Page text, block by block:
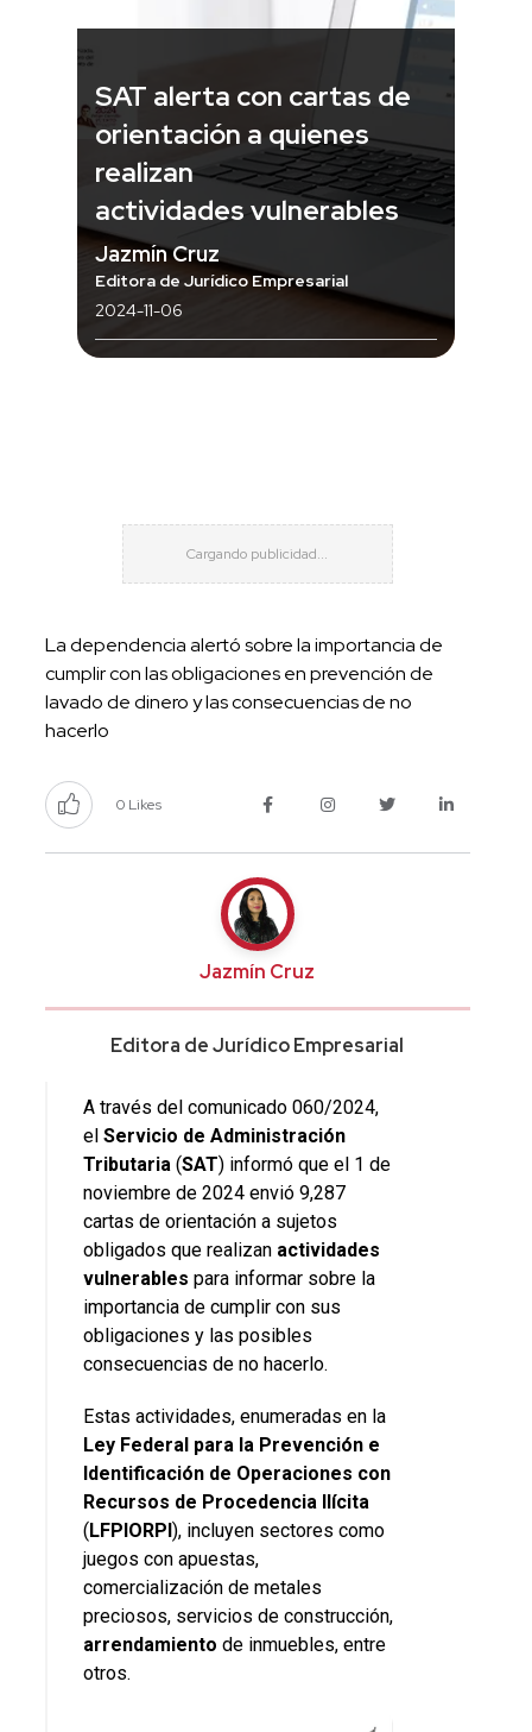
SAT alerta con cartas de
orientación a quienes
realizan
actividades vulnerables
Jazmín Cruz
Editora de Jurídico Empresarial
2024-11-06
La dependencia alertó sobre la importancia de
cumplir con las obligaciones en prevención de
lavado de dinero y las consecuencias de no
hacerlo
0 Likes
Jazmín Cruz
Editora de Jurídico Empresarial
A través del comunicado 060/2024,
el Servicio de Administración
Tributaria (SAT) informó que el 1 de
noviembre de 2024 envió 9,287
cartas de orientación a sujetos
obligados que realizan actividades
vulnerables para informar sobre la
importancia de cumplir con sus
obligaciones y las posibles
consecuencias de no hacerlo.
Estas actividades, enumeradas en la
Ley Federal para la Prevención e
Identificación de Operaciones con
Recursos de Procedencia Ilícita
(LFPIORPI), incluyen sectores como
juegos con apuestas,
comercialización de metales
preciosos, servicios de construcción,
arrendamiento de inmuebles, entre
otros.